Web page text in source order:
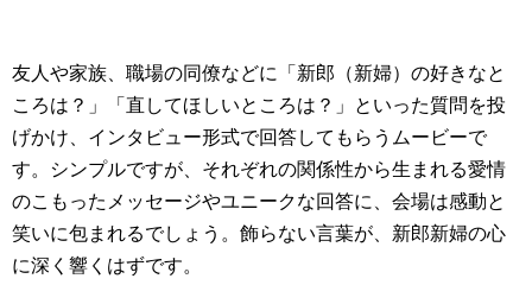
友人や家族、職場の同僚などに「新郎（新婦）の好きなと
ころは？」「直してほしいところは？」といった質問を投
げかけ、インタビュー形式で回答してもらうムービーで
す。シンプルですが、それぞれの関係性から生まれる愛情
のこもったメッセージやユニークな回答に、会場は感動と
笑いに包まれるでしょう。飾らない言葉が、新郎新婦の心
に深く響くはずです。